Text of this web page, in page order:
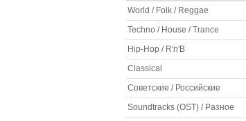
World / Folk / Reggae
Techno / House / Trance
Hip-Hop / R'n'B
Classical
Советские / Российские
Soundtracks (OST) / Разное